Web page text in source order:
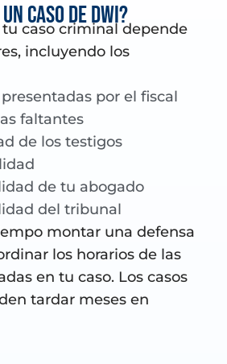
caso de DWI?
caso criminal depende
incluyendo los
por el fiscal
faltantes
de los testigos
de tu abogado
del tribunal
montar una defensa
los horarios de las
en tu caso. Los casos
tardar meses en